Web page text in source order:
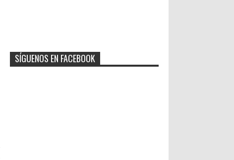
SÍGUENOS EN FACEBOOK